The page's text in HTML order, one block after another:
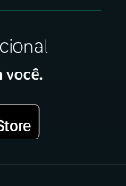
você.